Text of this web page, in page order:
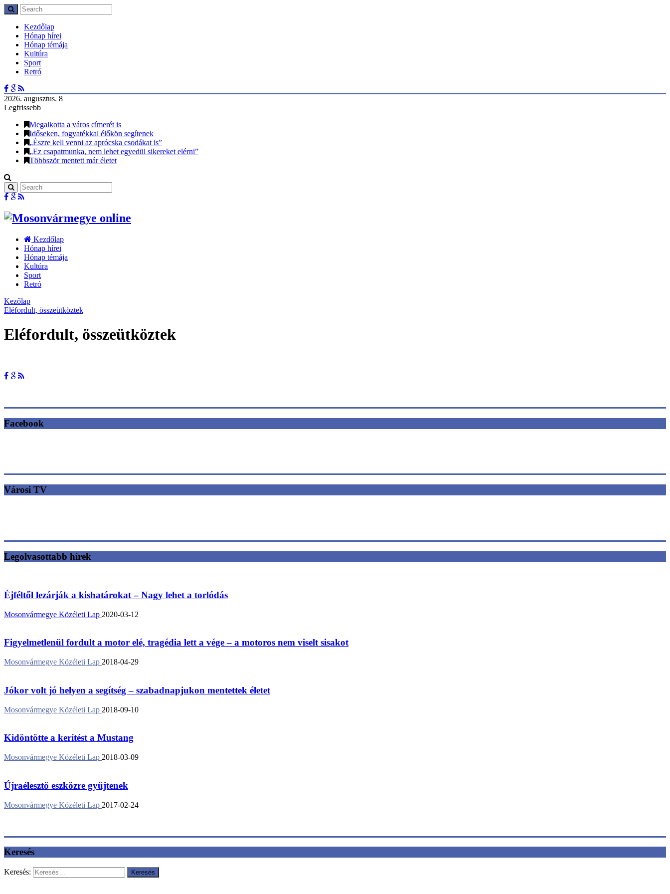
Kezdőlap
Hónap hírei
Hónap témája
Kultúra
Sport
Retró
2026. augusztus. 8
Legfrissebb
Megalkotta a város címerét is
Időseken, fogyatékkal élőkön segítenek
„Észre kell venni az aprócska csodákat is”
„Ez csapatmunka, nem lehet egyedül sikereket elérni”
Többször mentett már életet
Kezdőlap
Hónap hírei
Hónap témája
Kultúra
Sport
Retró
Kezőlap
Eléfordult, összeütköztek
Eléfordult, összeütköztek
Facebook
Városi TV
Legolvasottabb hírek
Éjféltől lezárják a kishatárokat – Nagy lehet a torlódás
Mosonvármegye Közéleti Lap 2020-03-12
Figyelmetlenül fordult a motor elé, tragédia lett a vége – a motoros nem viselt sisakot
Mosonvármegye Közéleti Lap 2018-04-29
Jókor volt jó helyen a segítség – szabadnapjukon mentettek életet
Mosonvármegye Közéleti Lap 2018-09-10
Kidöntötte a kerítést a Mustang
Mosonvármegye Közéleti Lap 2018-03-09
Újraélesztő eszközre gyűjtenek
Mosonvármegye Közéleti Lap 2017-02-24
Keresés
Keresés: